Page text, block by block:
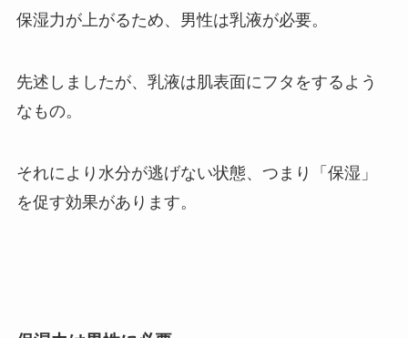
保湿力が上がるため、男性は乳液が必要。
先述しましたが、乳液は肌表面にフタをするよう
なもの。
それにより水分が逃げない状態、つまり「保湿」
を促す効果があります。